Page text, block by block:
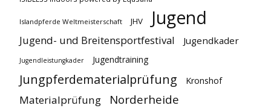
Islandpferde Weltmeisterschaft JHV Jugend
Jugend- und Breitensportfestival Jugendkader
Jugendleistungkader Jugendtraining
Jungpferdematerialprüfung Kronshof
Materialprüfung Norderheide